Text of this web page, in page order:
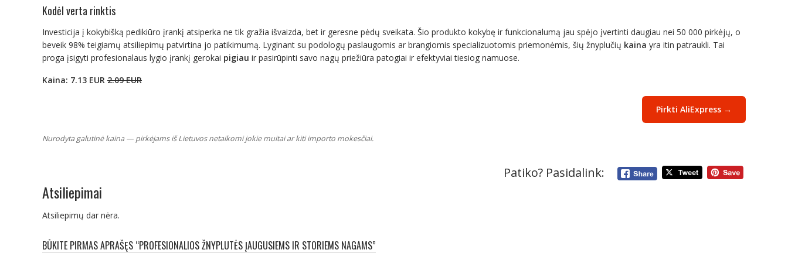
Kodėl verta rinktis
Investicija į kokybišką pedikiūro įrankį atsiperka ne tik gražia išvaizda, bet ir geresne pėdų sveikata. Šio produkto kokybę ir funkcionalumą jau spėjo įvertinti daugiau nei 50 000 pirkėjų, o
beveik 98% teigiamų atsiliepimų patvirtina jo patikimumą. Lyginant su podologų paslaugomis ar brangiomis specializuotomis priemonėmis, šių žnyplučių kaina yra itin patraukli. Tai
proga įsigyti profesionalaus lygio įrankį gerokai pigiau ir pasirūpinti savo nagų priežiūra patogiai ir efektyviai tiesiog namuose.
Kaina: 7.13 EUR 2.09 EUR
Pirkti AliExpress →
Nurodyta galutinė kaina — pirkėjams iš Lietuvos netaikomi jokie muitai ar kiti importo mokesčiai.
Patiko? Pasidalink:
Atsiliepimai
Atsiliepimų dar nėra.
BŪKITE PIRMAS APRAŠĘS “PROFESIONALIOS ŽNYPLUTĖS ĮAUGUSIEMS IR STORIEMS NAGAMS”